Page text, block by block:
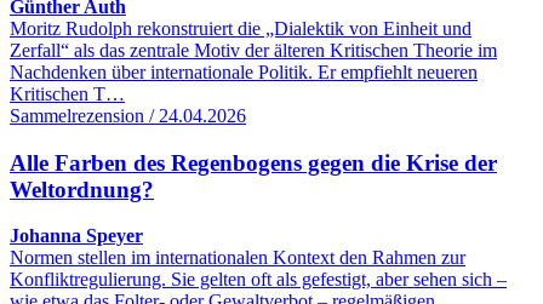
Günther Auth
Moritz Rudolph rekonstruiert die „Dialektik von Einheit und
Zerfall“ als das zentrale Motiv der älteren Kritischen Theorie im
Nachdenken über internationale Politik. Er empfiehlt neueren
Kritischen T…
Sammelrezension / 24.04.2026
Alle Farben des Regenbogens gegen die Krise der
Weltordnung?
Johanna Speyer
Normen stellen im internationalen Kontext den Rahmen zur
Konfliktregulierung. Sie gelten oft als gefestigt, aber sehen sich –